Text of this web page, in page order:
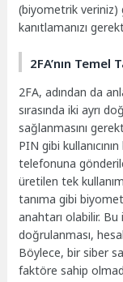
(biyometrik veriniz)
kanıtlamanızı
2FA’nın Temel
2FA, adından da
sırasında iki ayrı
sağlanmasını
PIN gibi
telefonuna
üretilen tek
tanıma gibi
anahtarı olabilir. Bu
doğrulanması,
Böylece, bir siber
faktöre sahip